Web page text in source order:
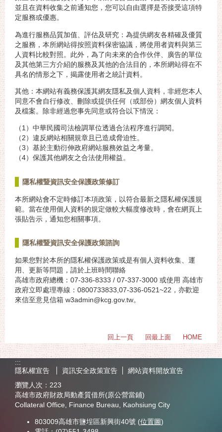
並且在資料收集之前通知您，您可以自由選擇是否接受這項特
定服務或優惠。
為進行服務品質加值、評估及研究：為提供網友各精確及優質
之服務，本所網站得按照資料保密協議，將使用者資料與第三
人資料比較對照。此外，為了向未來的合作伙伴、廣告的單位
及其他第三方介紹的服務及其他的合法目的，本所網站得在不
具名的情形之下，揭露使用者之統計資料。
其他：本網站有義務保護其網友隱私及個人資料，非經您本人
同意不會自行修改、刪除或提供任何（或部份）網友個人資料
及檔案。除非經過您事先同意或符合以下情況：
（1）中華民國司法檢調單位透過合法程序進行調閱。
（2）違反網站相關規章且已造成脅迫性。
（3）基於主動衍伸政府網站服務效益之考量。
（4）保護其他網友之合法使用權益。
隱私權暨資訊安全保護政策修訂
本所網站會不定時修訂本項政策，以符合最新之隱私權保護規
範。當在使用個人資料的規定做較大幅度修改時，會在網頁上
張貼告示，通知您相關事項。
隱私權暨資訊安全保護政策諮詢
如果您對於本所的隱私權保護政策或是有個人資料收集、運
用、更新等問題，請於上班時間聯絡
高雄市政府總機：07-336-8333 / 07-337-3000 或使用 高雄市
政府立即處理專線：0800733833,07-336-0521~22，亦歡迎
來信至意見信箱 w3admin@kcg.gov.tw。
回上一頁 回最上面 HOME
:::
隱私權宣告
資訊安全政策宣告
網站資料開放宣告
瀏覽人次： 223
高雄市政府財政局動產質借所(原公營當鋪)
Collateral Office, Finance Bureau, Kaohsiung City
803009高雄市鹽埕區新興街40號 (位置圖)